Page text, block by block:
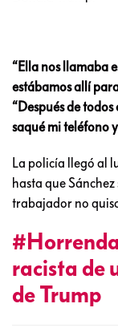
“Ella nos llamaba
estábamos allí
“Después de
saqué mi teléfono
La policía llegó al
hasta que
trabajador no
racista de
de Trump